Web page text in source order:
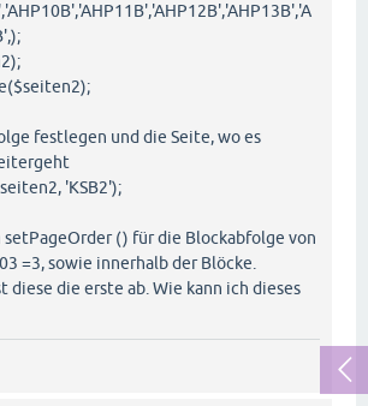
festlegen und die Seite, wo es
'KSB2');
setPageOrder () für die Blockabfolge von
=3, sowie innerhalb der Blöcke.
diese die erste ab. Wie kann ich dieses